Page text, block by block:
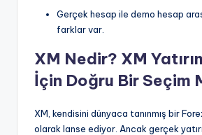
Gerçek hesap ile demo hesap
farklar var.
XM Nedir? XM
İçin Doğru Bir Seçim
XM, kendisini dünyaca tanınmış bir
olarak lanse ediyor. Ancak gerçek